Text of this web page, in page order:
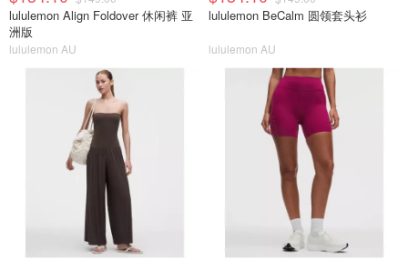
lululemon Align Foldover 休闲裤 亚
洲版
lululemon AU
lululemon BeCalm 圆领套头衫
lululemon AU